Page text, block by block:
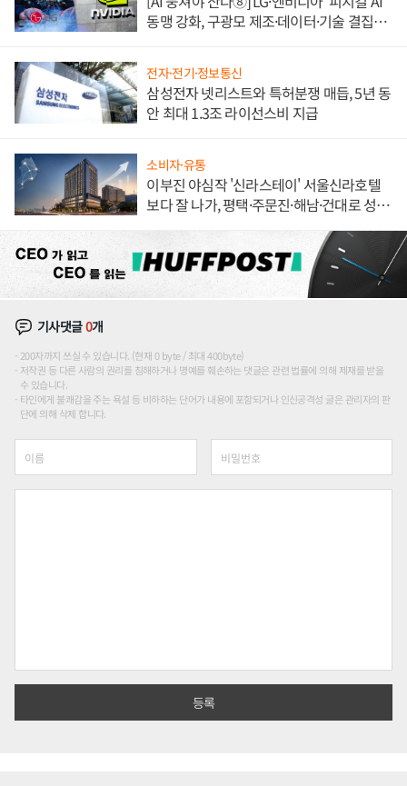
동맹 강화, 구광모 제조·데이터·기술 결집
전자·전기·정보통신
삼성전자 넷리스트와 특허분쟁 매듭, 5년 동
안 최대 1.3조 라이선스비 지급
소비자·유통
이부진 야심작 '신라스테이' 서울신라호텔
보다 잘 나가, 평택·주문진·해남·건대로 성
기사댓글0개
200자까지 쓰실 수 있습니다. (현재 0 byte / 최대 400byte)
저작권 등 다른 사람의 권리를 침해하거나 명예를 훼손하는 댓글은 관련 법률에 의해 제재를 받을
수 있습니다.
타인에게 불쾌감을 주는 욕설 등 비하하는 단어가 내용에 포함되거나 인신공격성 글은 관리자의 판
단에 의해 삭제 합니다.